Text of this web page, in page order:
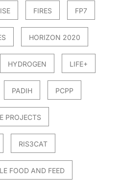
FIRES FP7
HORIZON 2020
HYDROGEN LIFE+
PADIH PCPP
PROJECTS
RIS3CAT
FOOD AND FEED